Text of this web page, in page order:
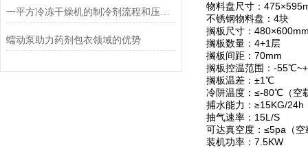
一平方冷冻干燥机的制冷剂流程和压缩空气流程
蠕动泵助力药剂包衣领域的优势
物料盘尺寸：
不锈钢物料盘：4块
搁板尺寸：
搁板数量：4+1层
搁板间距：70mm
搁板控温范围：-
搁板温差：±1℃
冷阱温度：≤-80℃（空
捕水能力：≥15KG/24h
抽气速率：15L/S
可达真空度：≤5pa（
装机功率：7.5KW